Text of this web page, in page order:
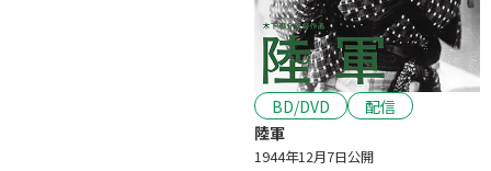
BD/DVD
配信
陸軍
1944年12月7日公開